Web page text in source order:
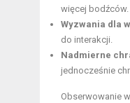
więcej bodźców.
Wyzwania dla
do interakcji.
Nadmierne
jednocześnie
Obserwowanie